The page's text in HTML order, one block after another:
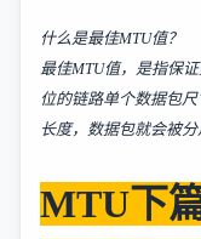
什么是最佳MTU值？
最佳MTU值，是指保
位的链路单个数据包
长度，数据包就会被
MTU下